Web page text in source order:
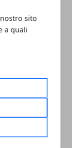
sito
a quali
città più